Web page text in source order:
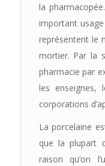
la
important
représentent le
mortier. Par la
pharmacie par
les enseignes,
corporations
La porcelaine
que la plupart
raison qu’on